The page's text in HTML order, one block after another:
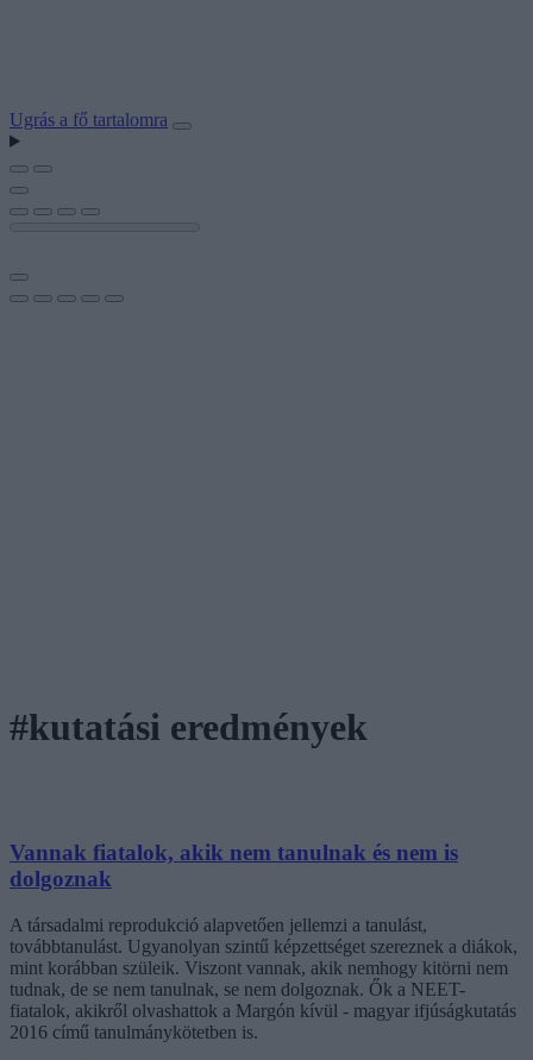
Ugrás a fő tartalomra
#kutatási eredmények
Vannak fiatalok, akik nem tanulnak és nem is
dolgoznak
A társadalmi reprodukció alapvetően jellemzi a tanulást,
továbbtanulást. Ugyanolyan szintű képzettséget szereznek a diákok,
mint korábban szüleik. Viszont vannak, akik nemhogy kitörni nem
tudnak, de se nem tanulnak, se nem dolgoznak. Ők a NEET-
fiatalok, akikről olvashattok a Margón kívül - magyar ifjúságkutatás
2016 című tanulmánykötetben is.